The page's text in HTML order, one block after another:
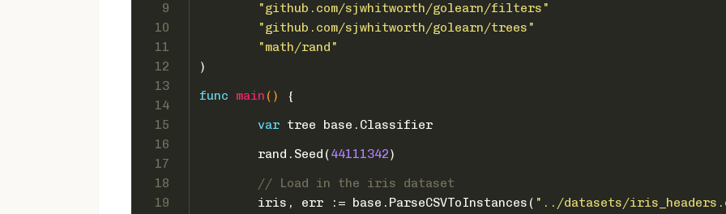
9
10
11
12
13
14
15
16
17
18
19
"github.com/sjwhitworth/golearn/filters"
"github.com/sjwhitworth/golearn/trees"
"math/rand"
)
func
main ()
{
var tree base.Classifier
	rand.Seed(
44111342)
// Load in the iris dataset
	iris, err := base.ParseCSVToInstances(
"../datasets/